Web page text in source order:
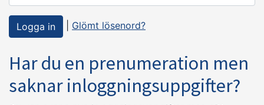
Glömt lösenord?
Har du en prenumeration men
saknar inloggningsuppgifter?